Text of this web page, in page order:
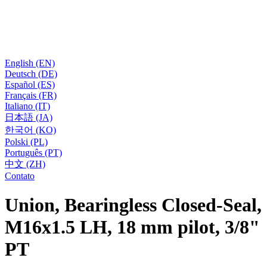
English (EN)
Deutsch (DE)
Español (ES)
Français (FR)
Italiano (IT)
日本語 (JA)
한국어 (KO)
Polski (PL)
Português (PT)
中文 (ZH)
Contato
Union, Bearingless Closed-Seal,
M16x1.5 LH, 18 mm pilot, 3/8"
PT